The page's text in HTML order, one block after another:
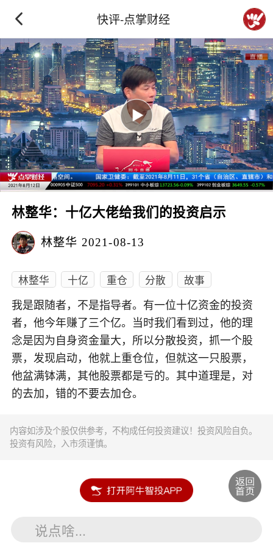
快评-点掌财经
林整华：十亿大佬给我们的投资启示
林整华 2021-08-13
林整华 十亿 重仓 分散 故事
我是跟随者，不是指导者。有一位十亿资金的投资
者，他今年赚了三个亿。当时我们看到过，他的理
念是因为自身资金量大，所以分散投资，抓一个股
票，发现启动，他就上重仓位，但就这一只股票，
他盆满钵满，其他股票都是亏的。其中道理是，对
的去加，错的不要去加仓。
内容如涉及个股仅供参考，不构成任何投资建议！投资风险自负。
投资有风险，入市须谨慎。
说点啥...